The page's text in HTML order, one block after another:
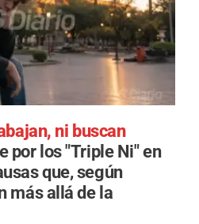
ni buscan
por los "Triple Ni" en
que, según
más allá de la